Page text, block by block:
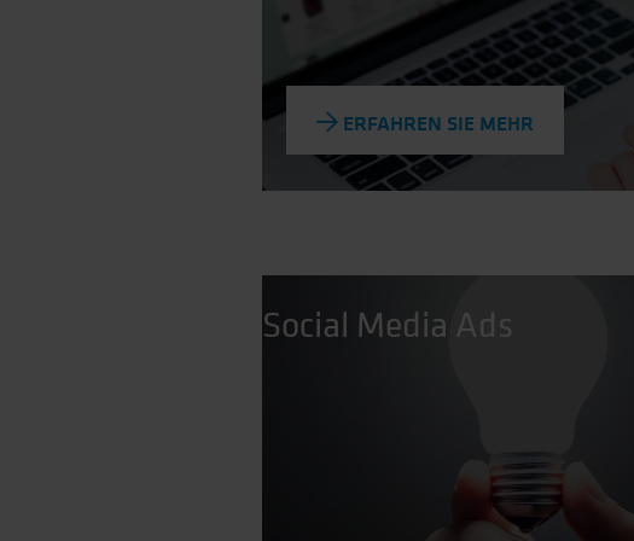
ERFAHREN SIE MEHR
Social Media Ads